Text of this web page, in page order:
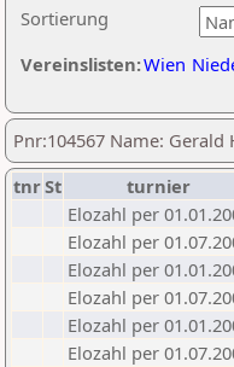
Sortierung
Vereinslisten:Wien
Pnr:104567 Name: Gerald
tnrSt turnier
Elozahl per
Elozahl per
Elozahl per
Elozahl per
Elozahl per
Elozahl per